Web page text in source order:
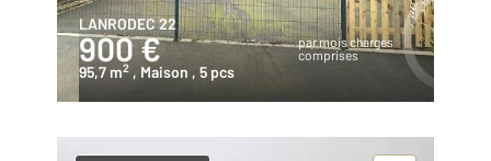
LANRODEC 22
900 €
par mois charges
comprises
95,7 m2 , Maison , 5 pcs